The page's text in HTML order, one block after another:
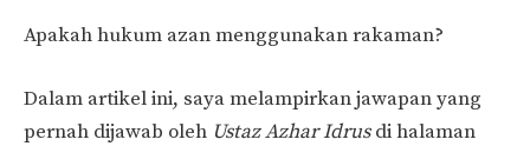
Apakah hukum azan menggunakan rakaman?
Dalam artikel ini, saya melampirkan jawapan yang
pernah dijawab oleh Ustaz Azhar Idrusdi halaman